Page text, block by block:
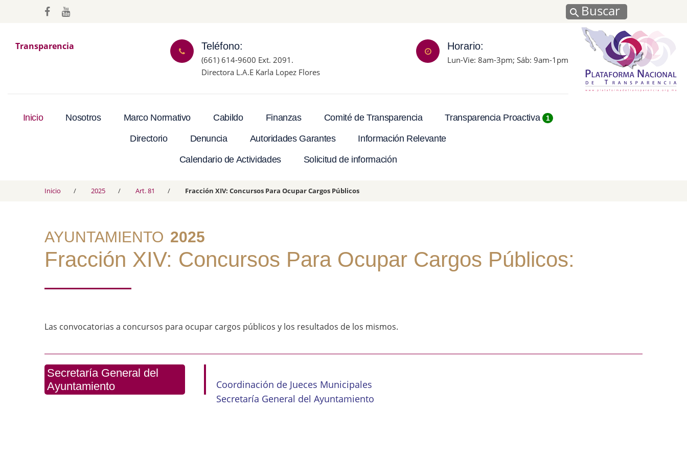
Buscar
Transparencia Teléfono:
(661) 614-9600 Ext. 2091.
Directora L.A.E Karla Lopez Flores
Horario:
Lun-Vie: 8am-3pm; Sáb: 9am-1pm
Inicio Nosotros Marco Normativo Cabildo Finanzas Comité de Transparencia Transparencia Proactiva 1
Directorio Denuncia Autoridades Garantes Información Relevante
Calendario de Actividades Solicitud de información
Inicio 2025 Art. 81 Fracción XIV: Concursos Para Ocupar Cargos Públicos
AYUNTAMIENTO 2025
Fracción XIV: Concursos Para Ocupar Cargos Públicos:
Las convocatorias a concursos para ocupar cargos públicos y los resultados de los mismos.
Secretaría General del
Ayuntamiento
Coordinación de Jueces Municipales
Secretaría General del Ayuntamiento